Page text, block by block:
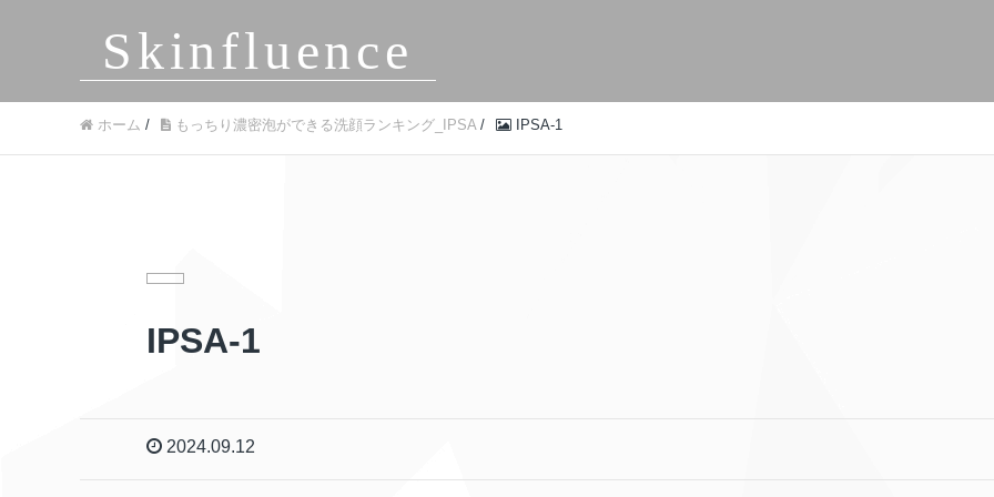
Skinfluence
ホーム / もっちり濃密泡ができる洗顔ランキング_IPSA/ IPSA-1
IPSA-1
2024.09.12